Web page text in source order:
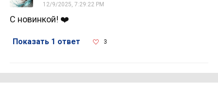
12/9/2025, 7:29:22 PM
С новинкой! ❤️
Показать 1 ответ 3